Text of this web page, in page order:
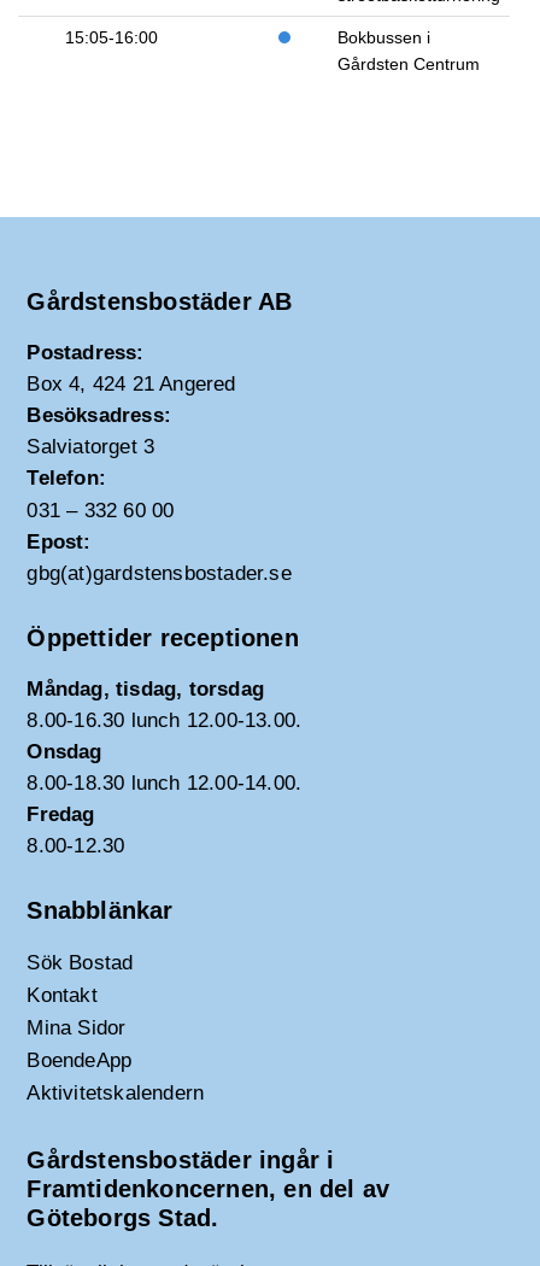
15:05-16:00
Bokbussen i
Gårdsten Centrum
Gårdstensbostäder AB
Postadress:
Box 4, 424 21 Angered
Besöksadress:
Salviatorget 3
Telefon:
031 – 332 60 00
Epost:
gbg(at)gardstensbostader.se
Öppettider receptionen
Måndag, tisdag, torsdag
8.00-16.30 lunch 12.00-13.00.
Onsdag
8.00-18.30 lunch 12.00-14.00.
Fredag
8.00-12.30
Snabblänkar
Sök Bostad
Kontakt
Mina Sidor
BoendeApp
Aktivitetskalendern
Gårdstensbostäder ingår i
Framtidenkoncernen, en del av
Göteborgs Stad.